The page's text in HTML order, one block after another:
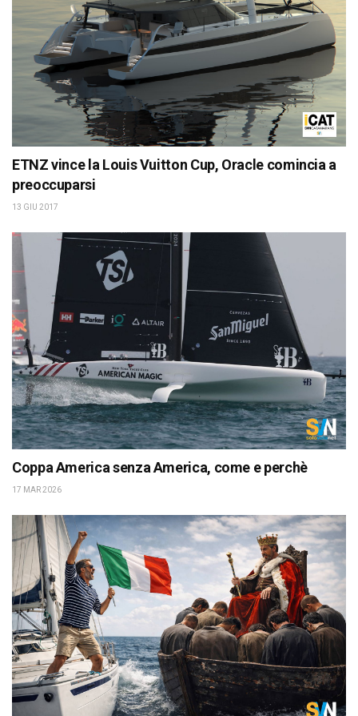
ETNZ vince la Louis Vuitton Cup, Oracle comincia a
preoccuparsi
13 GIU 2017
Coppa America senza America, come e perchè
17 MAR 2026